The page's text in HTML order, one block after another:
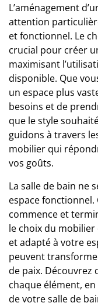
L’aménagement
attention
et fonctionnel. Le
crucial pour créer
maximisant
disponible. Que
un espace plus
besoins et de
que le style
guidons à travers
mobilier qui
vos goûts.
La salle de bain ne
espace fonctionnel.
commence et
le choix du
et adapté à votre
peuvent
de paix.
chaque élément,
de votre salle de